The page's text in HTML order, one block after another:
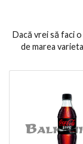
Dacă vrei să faci
de marea